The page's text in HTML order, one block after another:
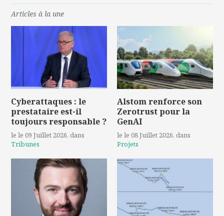
Articles à la une
Cyberattaques : le
prestataire est-il
toujours responsable ?
le le 09 Juillet 2026, dans
Tribunes
Alstom renforce son
Zerotrust pour la
GenAI
le le 08 Juillet 2026, dans
Projets